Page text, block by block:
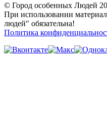
© Город особенных Людей
При использовании
людей" обязательна!
Политика